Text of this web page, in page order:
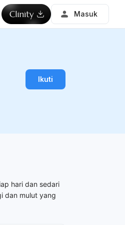
Masuk
Ikuti
hari dan sedari
dan mulut yang